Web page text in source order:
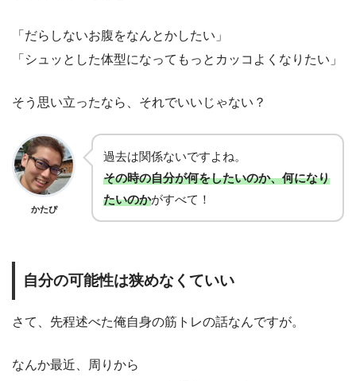
「だらしないお腹をなんとかしたい」
「シュッとした体型になってもっとカッコよくなりたい」
そう思い立ったなら、それでいいじゃない？
かたぴ
過去は関係ないですよね。
その時の自分が何をしたいのか、何になり
たいのかがすべて！
自分の可能性は狭めなくていい
さて、先程述べた俺自身の筋トレの話なんですが。
なんか最近、周りから